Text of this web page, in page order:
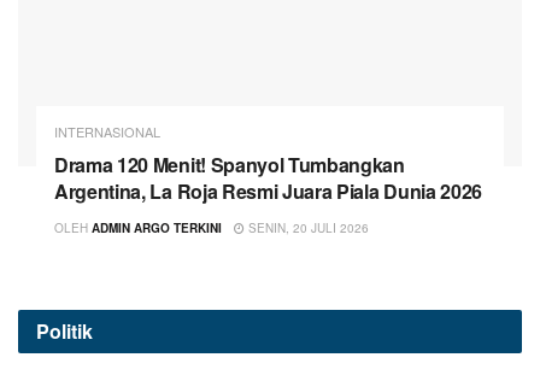
INTERNASIONAL
Drama 120 Menit! Spanyol Tumbangkan
Argentina, La Roja Resmi Juara Piala Dunia 2026
OLEH ADMIN ARGO TERKINI SENIN, 20 JULI 2026
Politik